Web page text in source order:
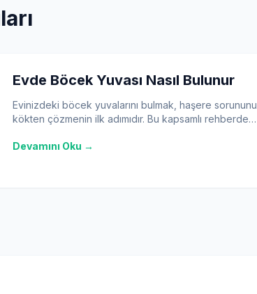
Evde Böcek Yuvası Nasıl Bulunur
Evinizdeki böcek yuvalarını bulmak, haşere sorununu
kökten çözmenin ilk adımıdır. Bu kapsamlı rehberde,
keşfedin.
Devamını Oku →